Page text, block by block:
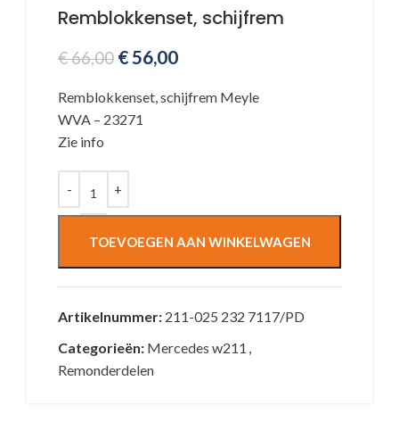
Remblokkenset, schijfrem
€66,00 €56,00
Remblokkenset, schijfrem Meyle
WVA – 23271
Zie info
TOEVOEGEN AAN WINKELWAGEN
Artikelnummer: 211-025 232 7117/PD
Categorieën: Mercedes w211 ,
Remonderdelen